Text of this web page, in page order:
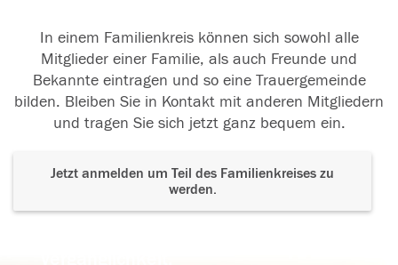
In einem Familienkreis können sich sowohl alle
Mitglieder einer Familie, als auch Freunde und
Bekannte eintragen und so eine Trauergemeinde
bilden. Bleiben Sie in Kontakt mit anderen Mitgliedern
und tragen Sie sich jetzt ganz bequem ein.
Jetzt anmelden um Teil des Familienkreises zu
werden.